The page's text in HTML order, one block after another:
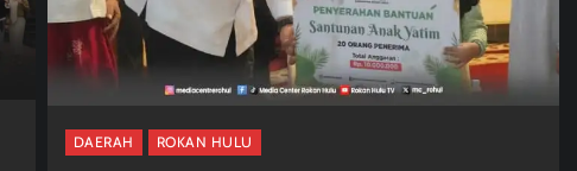
DAERAH ROKAN HULU